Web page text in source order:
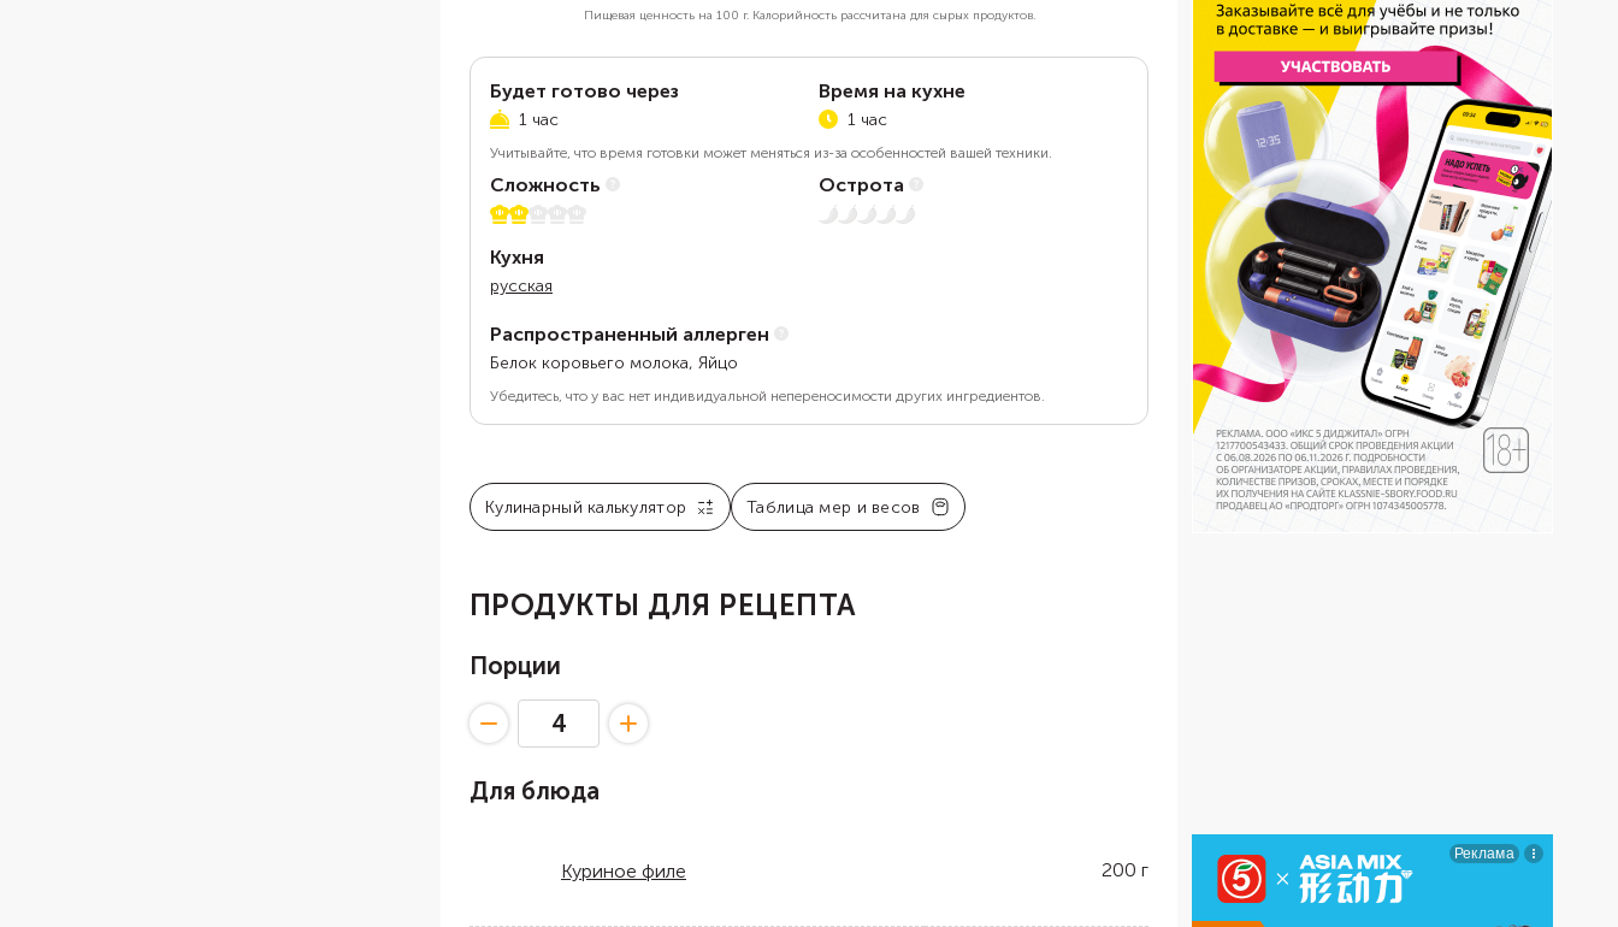
Пищевая ценность на 100 г.Калорийность рассчитана для сырых продуктов.
Будет готово через
1 час
Время на кухне
1 час
Учитывайте, что время готовки может меняться из-за особенностей вашей техники.
Сложность
2 из 5
Острота
Нет остроты
Кухня
русская
Распространенный аллерген
Белок коровьего молока, Яйцо
Убедитесь, что у вас нет индивидуальной непереносимости других ингредиентов.
Кулинарный калькулятор Таблица мер и весов
ПРОДУКТЫ ДЛЯ РЕЦЕПТА
Порции
Для блюда
Куриное филе 200 г